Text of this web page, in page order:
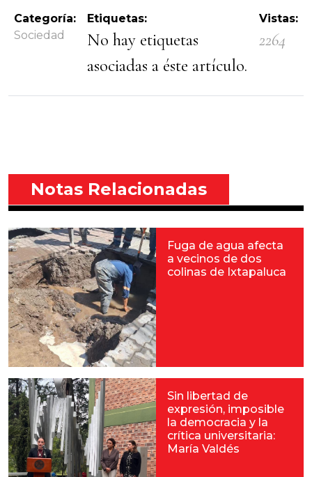
Categoría:
Sociedad
Etiquetas:
No hay etiquetas
asociadas a éste artículo.
Vistas:
2264
Notas Relacionadas
Fuga de agua afecta
a vecinos de dos
colinas de Ixtapaluca
Sin libertad de
expresión, imposible
la democracia y la
crítica universitaria:
María Valdés